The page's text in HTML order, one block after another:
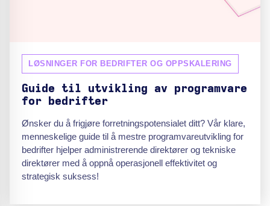
LØSNINGER FOR BEDRIFTER OG OPPSKALERING
Guide til utvikling av programvare
for bedrifter
Ønsker du å frigjøre forretningspotensialet ditt? Vår klare,
menneskelige guide til å mestre programvareutvikling for
bedrifter hjelper administrerende direktører og tekniske
direktører med å oppnå operasjonell effektivitet og
strategisk suksess!